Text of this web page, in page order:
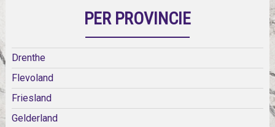
PER PROVINCIE
Drenthe
Flevoland
Friesland
Gelderland